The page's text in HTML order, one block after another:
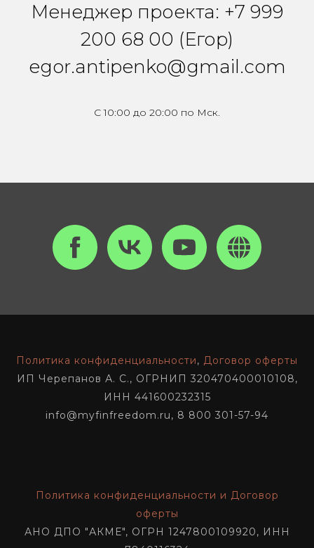
Менеджер проекта: +7 999
200 68 00 (Егор)
egor.antipenko@gmail.com
С 10:00 до 20:00 по Мск.
Политика конфиденциальности, Договор оферты
ИП Черепанов А. С., ОГРНИП 320470400010108,
ИНН 441600232315
info@myfinfreedom.ru, 8 800 301-57-94
Политика конфиденциальности и Договор
оферты
АНО ДПО "АКМЕ", ОГРН 1247800109920, ИНН